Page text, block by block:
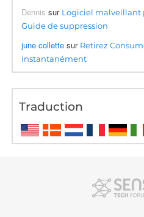
Dennis sur Logiciel malveillant
Guide de suppression
june collette sur Retirez
instantanément
Traduction